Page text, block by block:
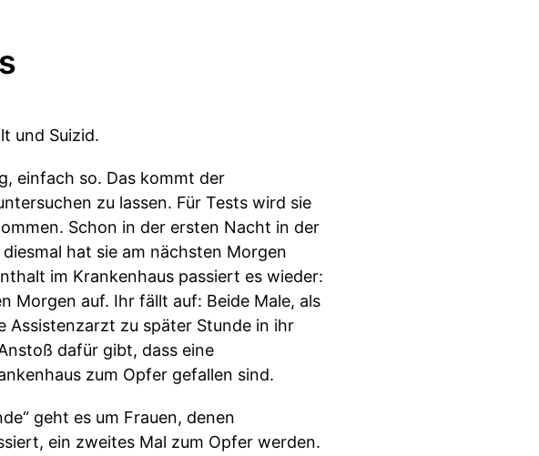
und Suizid.
einfach so. Das kommt der
zu lassen. Für Tests wird sie
Schon in der ersten Nacht in der
hat sie am nächsten Morgen
im Krankenhaus passiert es wieder:
Morgen auf. Ihr fällt auf: Beide Male, als
Assistenzarzt zu später Stunde in ihr
dafür gibt, dass eine
zum Opfer gefallen sind.
geht es um Frauen, denen
ein zweites Mal zum Opfer werden.